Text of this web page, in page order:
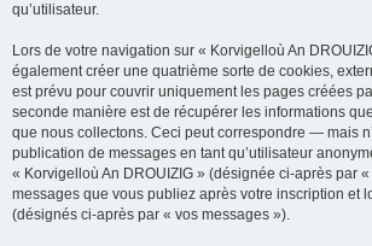
qu’utilisateur.
Lors de votre navigation sur « Korvigelloù An
également créer une quatrième sorte de cookies,
est prévu pour couvrir uniquement les pages créées
seconde manière est de récupérer les informations
que nous collectons. Ceci peut correspondre — mais
publication de messages en tant qu’utilisateur
« Korvigelloù An DROUIZIG » (désignée ci-après par
messages que vous publiez après votre inscription et
(désignés ci-après par « vos messages »).